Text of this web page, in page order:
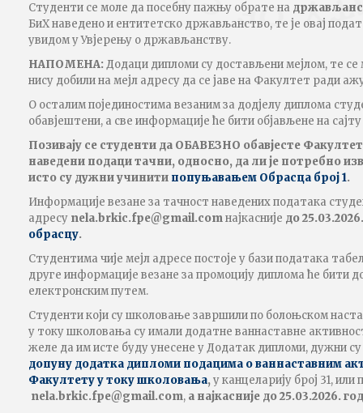
Студенти се моле да посебну пажњу обрате на
БиХ наведено и ентитетско држављанство, те је овај
увидом у Увјерењу о држављанству.
НАПОМЕНА: Додаци дипломи су достављени мејлом, те се
нису добили на мејл адресу да се јаве на Факултет ради
О осталим појединостима везаним за додјелу диплома
обавјештени, а све информације ће бити објављене на
Позивају се студенти да ОБАВЕЗНО обавјесте
наведени подаци тачни, односно, да ли је потребно
исто су дужни учинити попуњавањем Обрасца број 1.
Информације везане за тачност наведених података
адресу nela.brkic.fpe@gmail.comнајкасније до
обрасцу.
Студентима чије мејл адресе постоје у бази података
друге информације везане за промоцију диплома ће бити
електронским путем.
Студенти који су школовање завршили по болоњском
у току школовања су имали додатне ваннаставне
желе да им исте буду унесене у Додатак дипломи, дужни
допуну додатка дипломи подацима о ваннаставним
Факултету у току школовања,у канцеларију број 31, или
nela.brkic.fpe@gmail.com, а најкасније до 25.03.2026.